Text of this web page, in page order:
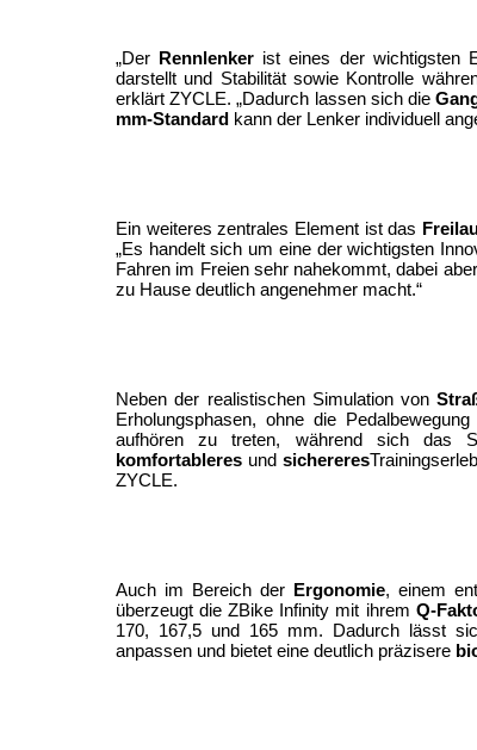
„Der Rennlenker ist eines der wichtigsten
darstellt und Stabilität sowie Kontrolle
erklärt ZYCLE. „Dadurch lassen sich die
mm-Standard kann der Lenker individuell
Ein weiteres zentrales Element ist das
„Es handelt sich um eine der wichtigsten
Fahren im Freien sehr nahekommt, dabei
zu Hause deutlich angenehmer macht.“
Neben der realistischen Simulation von
Erholungsphasen, ohne die
aufhören zu treten, während sich das
komfortableres und sichereres
ZYCLE.
Auch im Bereich der Ergonomie, einem
überzeugt die ZBike Infinity mit ihrem Q-
170, 167,5 und 165 mm. Dadurch lässt
anpassen und bietet eine deutlich präzisere